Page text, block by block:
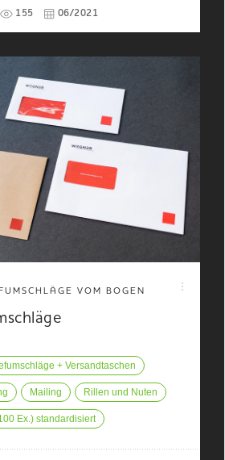
155 06/2021
VOM BOGEN
+ Versandtaschen
Mailing Rillen und Nuten
Ex.) standardisiert